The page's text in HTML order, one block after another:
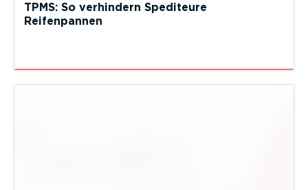
TPMS: So verhindern Spediteure
Reifenpannen